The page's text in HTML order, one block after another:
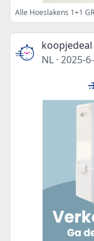
Alle Hoeslakens 1+1
koopjedeal
NL · 2025-